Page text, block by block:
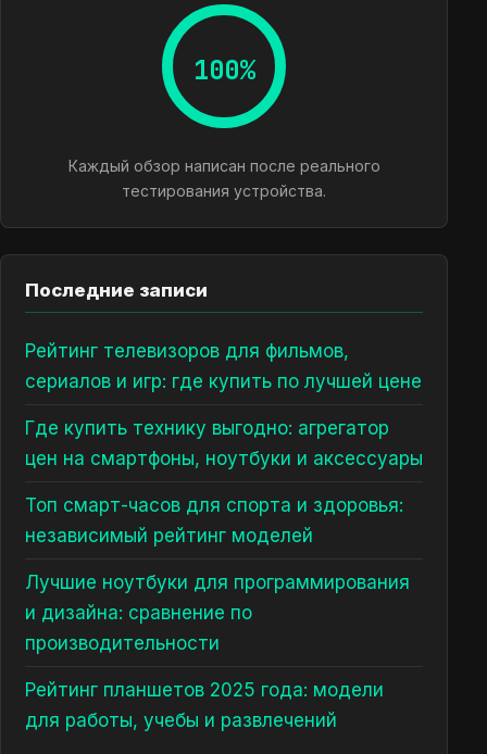
100%
Каждый обзор написан после реального
тестирования устройства.
Последние записи
Рейтинг телевизоров для фильмов,
сериалов и игр: где купить по лучшей цене
Где купить технику выгодно: агрегатор
цен на смартфоны, ноутбуки и аксессуары
Топ смарт-часов для спорта и здоровья:
независимый рейтинг моделей
Лучшие ноутбуки для программирования
и дизайна: сравнение по
производительности
Рейтинг планшетов 2025 года: модели
для работы, учебы и развлечений